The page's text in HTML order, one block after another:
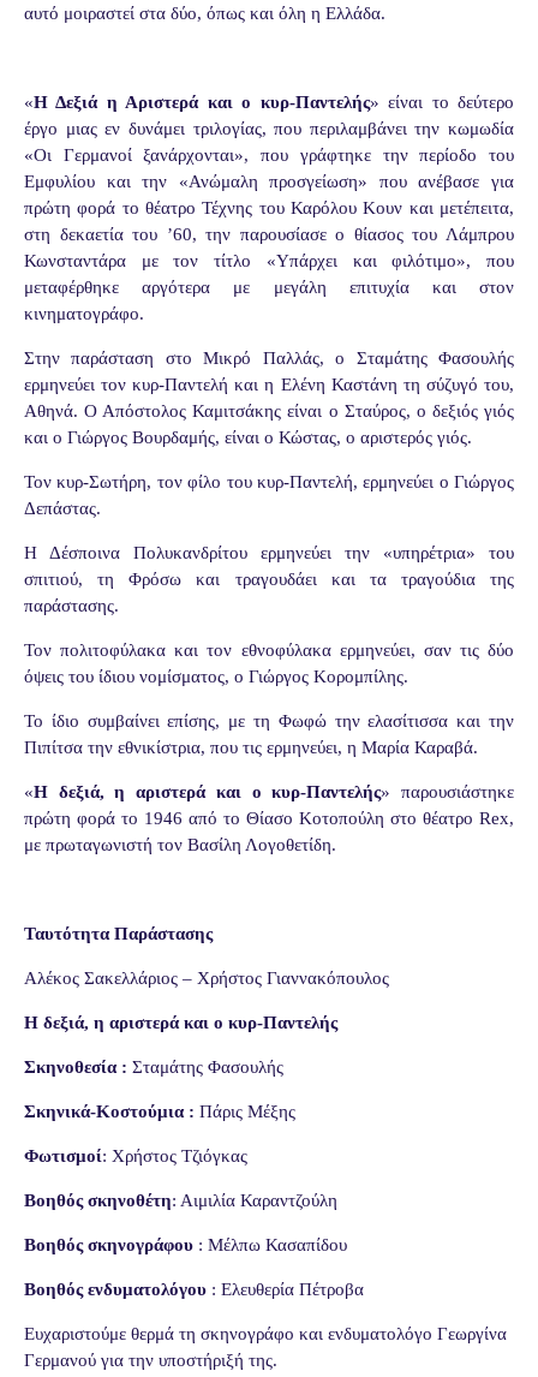
αυτό μοιραστεί στα δύο, όπως και όλη η Ελλάδα.
«Η Δεξιά η Αριστερά και ο κυρ-Παντελής» είναι το δεύτερο
έργο μιας εν δυνάμει τριλογίας, που περιλαμβάνει την κωμωδία
«Οι Γερμανοί ξανάρχονται», που γράφτηκε την περίοδο του
Εμφυλίου και την «Ανώμαλη προσγείωση» που ανέβασε για
πρώτη φορά το θέατρο Τέχνης του Καρόλου Κουν και μετέπειτα,
στη δεκαετία του ’60, την παρουσίασε ο θίασος του Λάμπρου
Κωνσταντάρα με τον τίτλο «Υπάρχει και φιλότιμο», που
μεταφέρθηκε αργότερα με μεγάλη επιτυχία και στον
κινηματογράφο.
Στην παράσταση στο Μικρό Παλλάς, ο Σταμάτης Φασουλής
ερμηνεύει τον κυρ-Παντελή και η Ελένη Καστάνη τη σύζυγό του,
Αθηνά. Ο Απόστολος Καμιτσάκης είναι ο Σταύρος, ο δεξιός γιός
και ο Γιώργος Βουρδαμής, είναι ο Κώστας, ο αριστερός γιός.
Τον κυρ-Σωτήρη, τον φίλο του κυρ-Παντελή, ερμηνεύει ο Γιώργος
Δεπάστας.
Η Δέσποινα Πολυκανδρίτου ερμηνεύει την «υπηρέτρια» του
σπιτιού, τη Φρόσω και τραγουδάει και τα τραγούδια της
παράστασης.
Τον πολιτοφύλακα και τον εθνοφύλακα ερμηνεύει, σαν τις δύο
όψεις του ίδιου νομίσματος, ο Γιώργος Κορομπίλης.
Το ίδιο συμβαίνει επίσης, με τη Φωφώ την ελασίτισσα και την
Πιπίτσα την εθνικίστρια, που τις ερμηνεύει, η Μαρία Καραβά.
«Η δεξιά, η αριστερά και ο κυρ-Παντελής»
παρουσιάστηκε
πρώτη φορά το 1946 από το Θίασο Κοτοπούλη στο θέατρο Rex,
με πρωταγωνιστή τον Βασίλη Λογοθετίδη.
Ταυτότητα Παράστασης
Αλέκος Σακελλάριος – Χρήστος Γιαννακόπουλος
Η δεξιά, η αριστερά και ο κυρ-Παντελής
Σκηνοθεσία : Σταμάτης Φασουλής
Σκηνικά-Κοστούμια : Πάρις Μέξης
Φωτισμοί: Χρήστος Τζιόγκας
Βοηθός σκηνοθέτη: Αιμιλία Καραντζούλη
Βοηθός σκηνογράφου : Μέλπω Κασαπίδου
Βοηθός ενδυματολόγου : Ελευθερία Πέτροβα
Ευχαριστούμε θερμά τη σκηνογράφο και ενδυματολόγο Γεωργίνα
Γερμανού για την υποστήριξή της.